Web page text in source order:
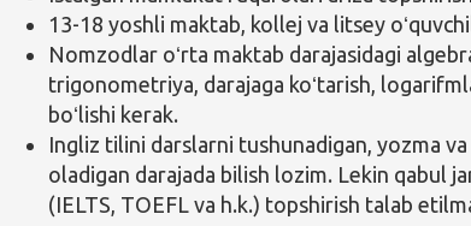
13-18 yoshli maktab, kollej va litsey
Nomzodlar oʻrta maktab darajasidagi
trigonometriya, darajaga koʻtarish,
boʻlishi kerak.
Ingliz tilini darslarni tushunadigan, yozma
oladigan darajada bilish lozim. Lekin qabul
(IELTS, TOEFL va h.k.) topshirish talab